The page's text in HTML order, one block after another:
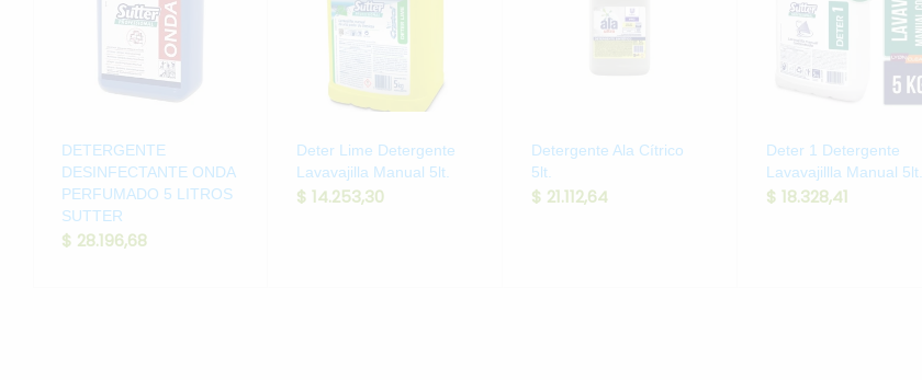
DETERGENTE
DESINFECTANTE ONDA
PERFUMADO 5 LITROS
SUTTER
$ 28.196,68
Deter Lime Detergente
Lavavajilla Manual 5lt.
$ 14.253,30
Detergente Ala Cítrico
5lt.
$ 21.112,64
Deter 1 Detergente
Lavavajillla Manual 5lt.
$ 18.328,41